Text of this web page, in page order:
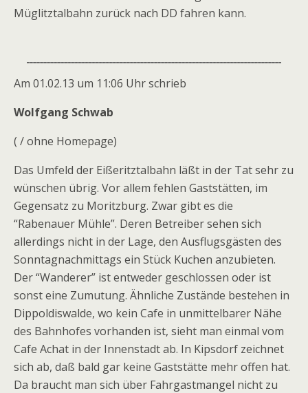
Müglitztalbahn zurück nach DD fahren kann.
Am 01.02.13 um 11:06 Uhr schrieb
Wolfgang Schwab
( / ohne Homepage)
Das Umfeld der Eißeritztalbahn läßt in der Tat sehr zu
wünschen übrig. Vor allem fehlen Gaststätten, im
Gegensatz zu Moritzburg. Zwar gibt es die
“Rabenauer Mühle”. Deren Betreiber sehen sich
allerdings nicht in der Lage, den Ausflugsgästen des
Sonntagnachmittags ein Stück Kuchen anzubieten.
Der “Wanderer” ist entweder geschlossen oder ist
sonst eine Zumutung. Ähnliche Zustände bestehen in
Dippoldiswalde, wo kein Cafe in unmittelbarer Nähe
des Bahnhofes vorhanden ist, sieht man einmal vom
Cafe Achat in der Innenstadt ab. In Kipsdorf zeichnet
sich ab, daß bald gar keine Gaststätte mehr offen hat.
Da braucht man sich über Fahrgastmangel nicht zu